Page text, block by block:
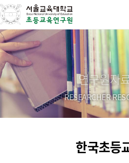
연구원자
RESEARCHER
한국초등